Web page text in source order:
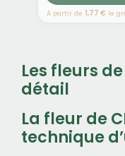
À partir de 1,77 € le
Les fleurs
détail
La fleur de
technique